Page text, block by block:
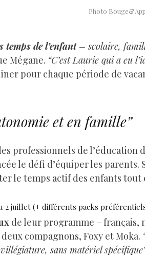
Photo
de l’enfant– scolaire,
Mégane. “C’est Laurie qui a eu
pour chaque période de
et en famille”
professionnels de
le défi d’équiper les
le temps actif des enfants tout
2 juillet (+ différents packs
de leur programme – français,
compagnons, Foxy et Moka.
sans matériel